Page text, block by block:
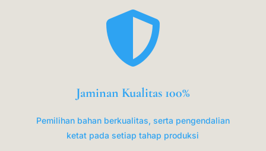

Jaminan Kualitas 100%
Pemilihan bahan berkualitas, serta pengendalian
ketat pada setiap tahap produksi